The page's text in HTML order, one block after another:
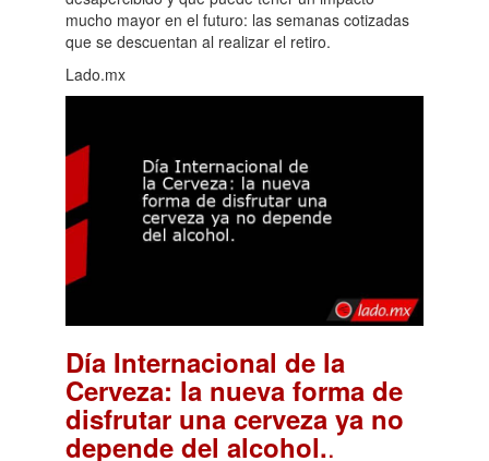
mucho mayor en el futuro: las semanas cotizadas
que se descuentan al realizar el retiro.
Lado.mx
Día Internacional de la
Cerveza: la nueva forma de
disfrutar una cerveza ya no
depende del alcohol..